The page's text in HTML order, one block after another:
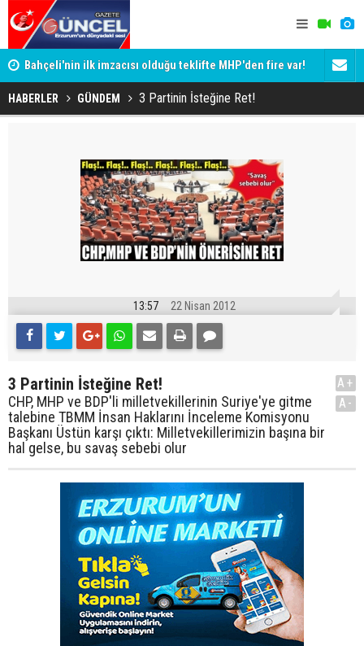
Bahçeli'nin ilk imzacısı olduğu teklifte MHP'den fire var!
İşte imzalamayan o isim
Siyaset-
HABERLER GÜNDEM 3 Partinin İsteğine Ret!
13:57 22 Nisan 2012
3 Partinin İsteğine Ret!
CHP, MHP ve BDP'li milletvekillerinin Suriye'ye gitme
talebine TBMM İnsan Haklarını İnceleme Komisyonu
Başkanı Üstün karşı çıktı: Milletvekillerimizin başına bir
hal gelse, bu savaş sebebi olur
A+
A-